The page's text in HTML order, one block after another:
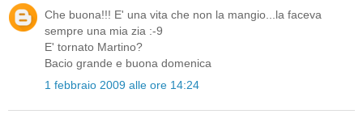
Che buona!!! E' una vita che non la mangio...la faceva
sempre una mia zia :-9
E' tornato Martino?
Bacio grande e buona domenica
1 febbraio 2009 alle ore 14:24